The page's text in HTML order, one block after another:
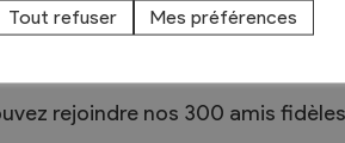
à mettre en valeur les
rejoindre nos 300 amis
Tout refuser Mes préférences